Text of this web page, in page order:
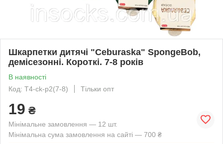
Шкарпетки дитячі "Ceburaska" SpongeBob,
демісезонні. Короткі. 7-8 років
В наявності
Код: T4-ck-p2(7-8)
Тільки опт
19 ₴
Мінімальне замовлення — 12 шт.
Мінімальна сума замовлення на сайті — 700 ₴